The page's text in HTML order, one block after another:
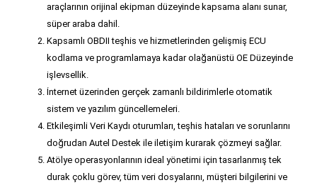
araçlarının orijinal ekipman düzeyinde kapsama alanı sunar,
süper araba dahil.
Kapsamlı OBDII teşhis ve hizmetlerinden gelişmiş ECU
kodlama ve programlamaya kadar olağanüstü OE Düzeyinde
işlevsellik.
İnternet üzerinden gerçek zamanlı bildirimlerle otomatik
sistem ve yazılım güncellemeleri.
Etkileşimli Veri Kaydı oturumları, teşhis hataları ve sorunlarını
doğrudan Autel Destek ile iletişim kurarak çözmeyi sağlar.
Atölye operasyonlarının ideal yönetimi için tasarlanmış tek
durak çoklu görev, tüm veri dosyalarını, müşteri bilgilerini ve